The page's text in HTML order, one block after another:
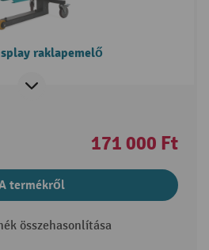
raklapemelő
171 000 Ft
termékről
összehasonlítása